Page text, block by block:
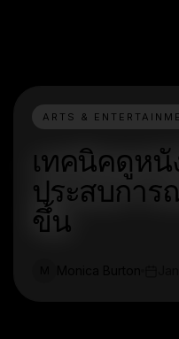
ARTS &
เทคนิคดูหนั
ประสบกา
ขึ้น